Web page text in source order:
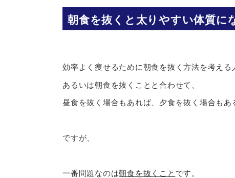
朝食を抜くと太りやすい体質に
効率よく痩せるために朝食を抜く方法を考える
あるいは朝食を抜くことと合わせて、
昼食を抜く場合もあれば、夕食を抜く場合もあ
ですが、
一番問題なのは朝食を抜くこと です。